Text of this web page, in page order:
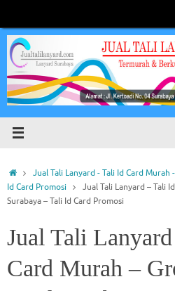
Jual Tali Lanyard - Tali Id Card Murah
Id Card Promosi
Jual Tali Lanyard – Tali
Surabaya – Tali Id Card Promosi
Jual Tali
Card Murah –